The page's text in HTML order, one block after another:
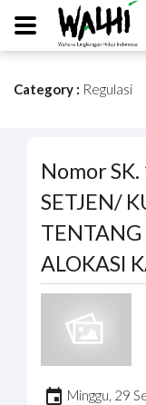
Category : Regulasi
Nomor
SETJEN/
TENTANG
ALOKASI
Minggu, 29